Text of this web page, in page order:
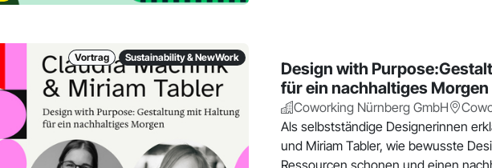
Vortrag Sustainability & NewWork
Design with
für ein nachhaltiges Morgen
Coworking Nürnberg GmbH
Als selbstständige Designerinnen
und Miriam Tabler, wie bewusste